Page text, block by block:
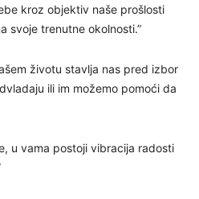
kroz objektiv naše prošlosti
svoje trenutne okolnosti.”
životu stavlja nas pred izbor
ili im možemo pomoći da
u vama postoji vibracija radosti